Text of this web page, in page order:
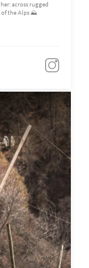
across rugged
of the Alps ⛰️